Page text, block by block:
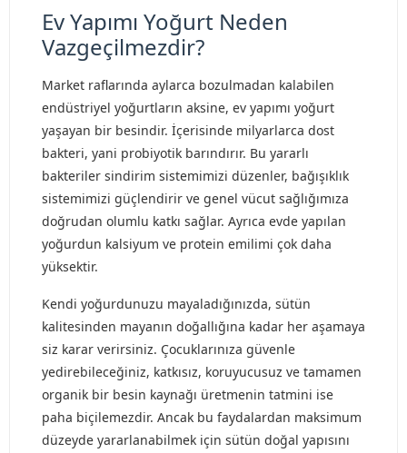
Ev Yapımı Yoğurt Neden
Vazgeçilmezdir?
Market raflarında aylarca bozulmadan kalabilen
endüstriyel yoğurtların aksine, ev yapımı yoğurt
yaşayan bir besindir. İçerisinde milyarlarca dost
bakteri, yani probiyotik barındırır. Bu yararlı
bakteriler sindirim sistemimizi düzenler, bağışıklık
sistemimizi güçlendirir ve genel vücut sağlığımıza
doğrudan olumlu katkı sağlar. Ayrıca evde yapılan
yoğurdun kalsiyum ve protein emilimi çok daha
yüksektir.
Kendi yoğurdunuzu mayaladığınızda, sütün
kalitesinden mayanın doğallığına kadar her aşamaya
siz karar verirsiniz. Çocuklarınıza güvenle
yedirebileceğiniz, katkısız, koruyucusuz ve tamamen
organik bir besin kaynağı üretmenin tatmini ise
paha biçilemezdir. Ancak bu faydalardan maksimum
düzeyde yararlanabilmek için sütün doğal yapısını